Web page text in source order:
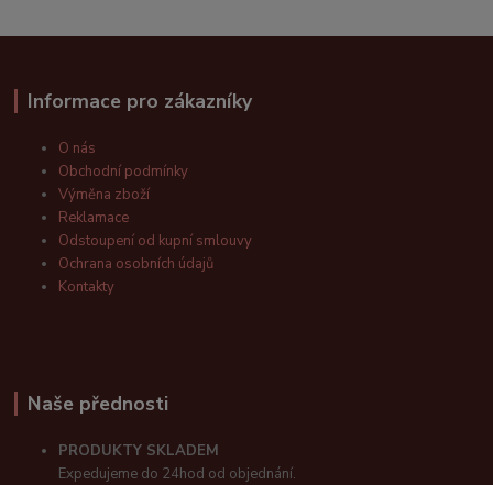
Informace pro zákazníky
O nás
Obchodní podmínky
Výměna zboží
Reklamace
Odstoupení od kupní smlouvy
Ochrana osobních údajů
Kontakty
Naše přednosti
PRODUKTY SKLADEM
Expedujeme do 24hod od objednání.